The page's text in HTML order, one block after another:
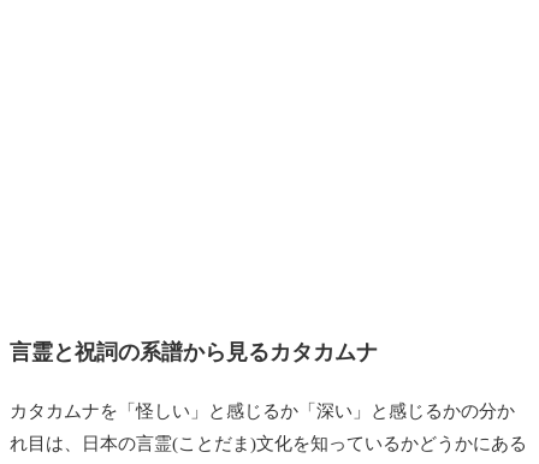
言霊と祝詞の系譜から見るカタカムナ
カタカムナを「怪しい」と感じるか「深い」と感じるかの分か
れ目は、日本の言霊(ことだま)文化を知っているかどうかにある